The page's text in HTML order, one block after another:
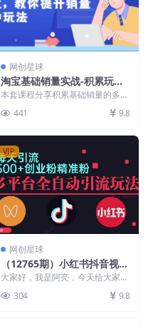
网创星球
淘宝基础销量实战-积累玩
法，无销量-不转化，教你提
升销量多种玩法
本套课程分享积累基础销量的多种
时还会教大家如何积累...
441 9.8
VIP
网创星球
（12765期）小红书抖音视频
号截流自热全平台引流打法，
全自动引流【日引2000+精
准…
大家好，我是阿亮，今天给大家带
的引流玩法，此方...
304 9.8